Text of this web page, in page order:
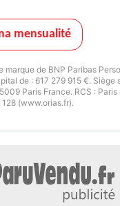
complet.
LUXE (990 euros)
à domicile
mensualité
marque de BNP Paribas
de : 617 279 915 €. Siège
Paris France. RCS : Paris
(www.orias.fr).